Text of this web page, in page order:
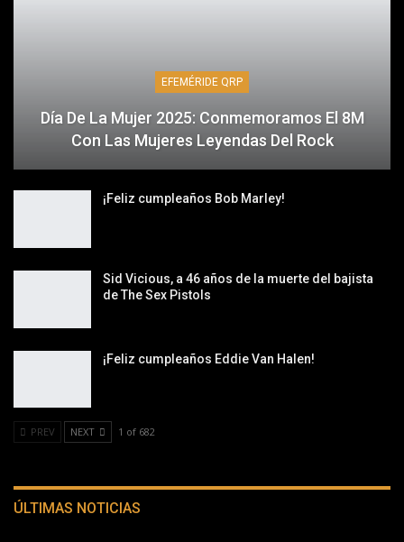
EFEMÉRIDE QRP
Día De La Mujer 2025: Conmemoramos El 8M
Con Las Mujeres Leyendas Del Rock
¡Feliz cumpleaños Bob Marley!
Sid Vicious, a 46 años de la muerte del bajista
de The Sex Pistols
¡Feliz cumpleaños Eddie Van Halen!
PREV NEXT 1 of 682
ÚLTIMAS NOTICIAS